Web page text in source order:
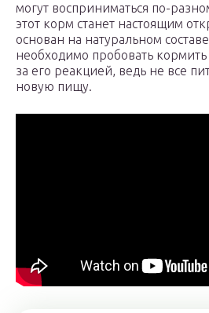
могут восприниматься по-
этот корм станет настоящим
основан на натуральном
необходимо пробовать
за его реакцией, ведь не все
новую пищу.